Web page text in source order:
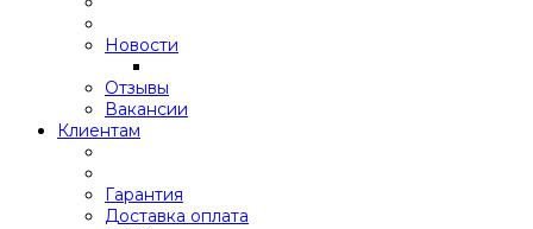
Новости
Отзывы
Вакансии
Клиентам
Гарантия
Доставка оплата